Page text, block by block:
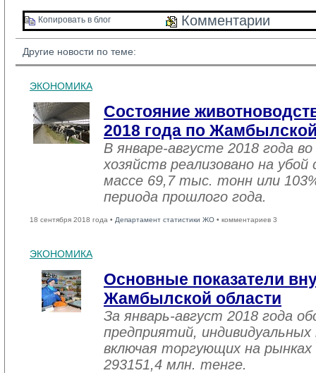
Копировать в блог Комментарии
Другие новости по теме:
ЭКОНОМИКА
Состояние
2018 года по
В январе-августе 2018 года
хозяйств реализовано на
массе 69,7 тыс. тонн или
периода прошлого года.
18 сентября 2018 года • Департамент статистики ЖО • комментариев 3
ЭКОНОМИКА
Основные показатели
Жамбылской области
За январь-август 2018 года
предприятий,
включая торгующих на рынках
293151,4 млн. тенге.